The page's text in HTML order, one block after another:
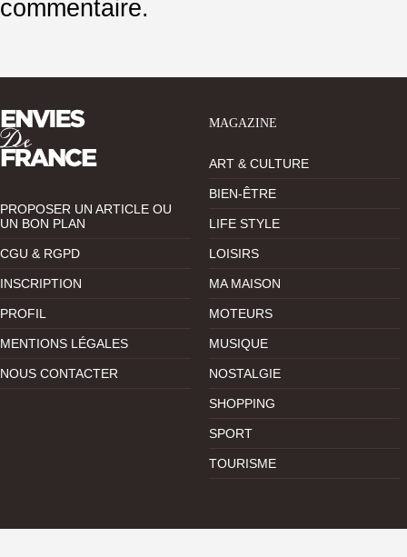
commentaire.
PROPOSER UN ARTICLE OU
UN BON PLAN
CGU & RGPD
INSCRIPTION
PROFIL
MENTIONS LÉGALES
NOUS CONTACTER
MAGAZINE
ART & CULTURE
BIEN-ÊTRE
LIFE STYLE
LOISIRS
MA MAISON
MOTEURS
MUSIQUE
NOSTALGIE
SHOPPING
SPORT
TOURISME